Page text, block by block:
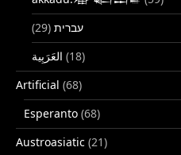
עברית (29)
(18)
Artificial (68)
Esperanto (68)
Austroasiatic (21)